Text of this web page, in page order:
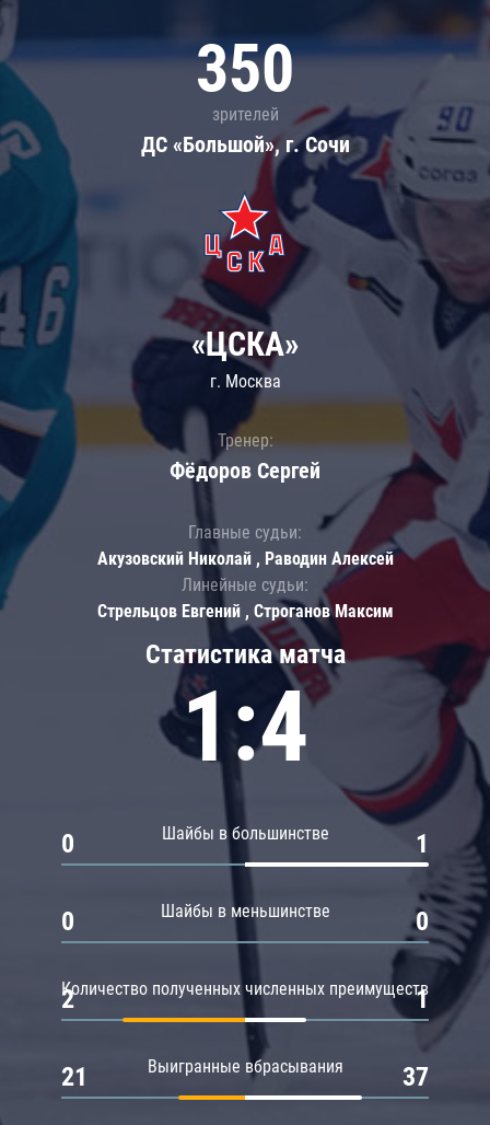
350
зрителей
ДС «Большой», г. Сочи
Статистика матча
1:4
Шайбы в большинстве
0 1
Шайбы в меньшинстве
0 0
Количество полученных численных преимуществ
2 1
Выигранные вбрасывания
21 37
«ЦСКА»
г. Москва
Тренер:
Фёдоров Сергей
Главные судьи:
Акузовский Николай , Раводин Алексей
Линейные судьи:
Стрельцов Евгений , Строганов Максим